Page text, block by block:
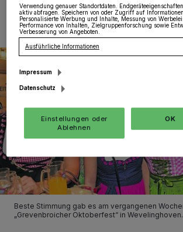
Beste Stimmung gab es am vergangenen
„Grevenbroicher Oktoberfest“ in Wevelinghoven.
Verwendung genauer Standortdaten.
aktiv abfragen. Speichern von oder Zugriff auf
Personalisierte Werbung und Inhalte, Messung von
Performance von Inhalten, Zielgruppenforschung sowie
Verbesserung von Angeboten.
Ausführliche Informationen
Impressum
Datenschutz
Einstellungen oder
Ablehnen
OK